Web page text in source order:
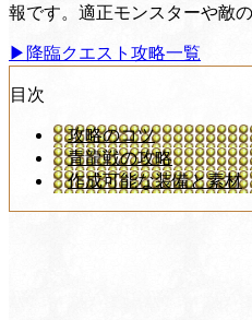
報です。適正モンスターや敵
▶︎降臨クエスト攻略一覧
目次
攻略のコツ
青龍戦の攻略
作成可能な装備と素材